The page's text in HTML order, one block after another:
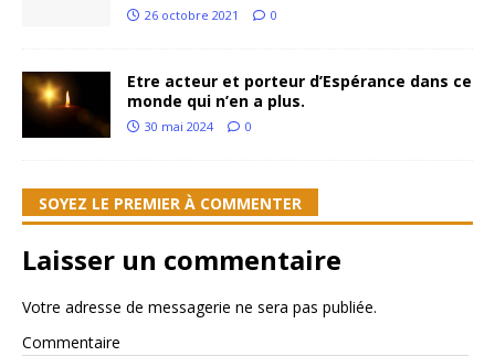
26 octobre 2021 0
Etre acteur et porteur d’Espérance dans ce
monde qui n’en a plus.
30 mai 2024 0
SOYEZ LE PREMIER À COMMENTER
Laisser un commentaire
Votre adresse de messagerie ne sera pas publiée.
Commentaire